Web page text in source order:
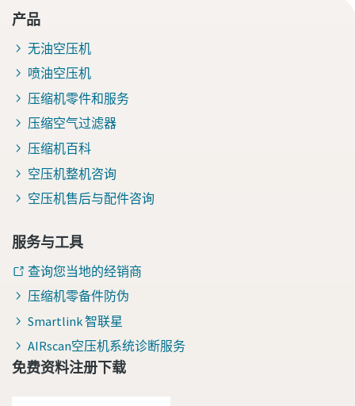
产品
无油空压机
喷油空压机
压缩机零件和服务
压缩空气过滤器
压缩机百科
空压机整机咨询
空压机售后与配件咨询
服务与工具
查询您当地的经销商
压缩机零备件防伪
Smartlink 智联星
AIRscan空压机系统诊断服务
免费资料注册下载